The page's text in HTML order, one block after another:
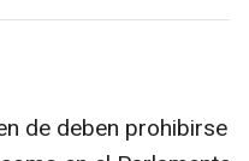
de deben prohibirse